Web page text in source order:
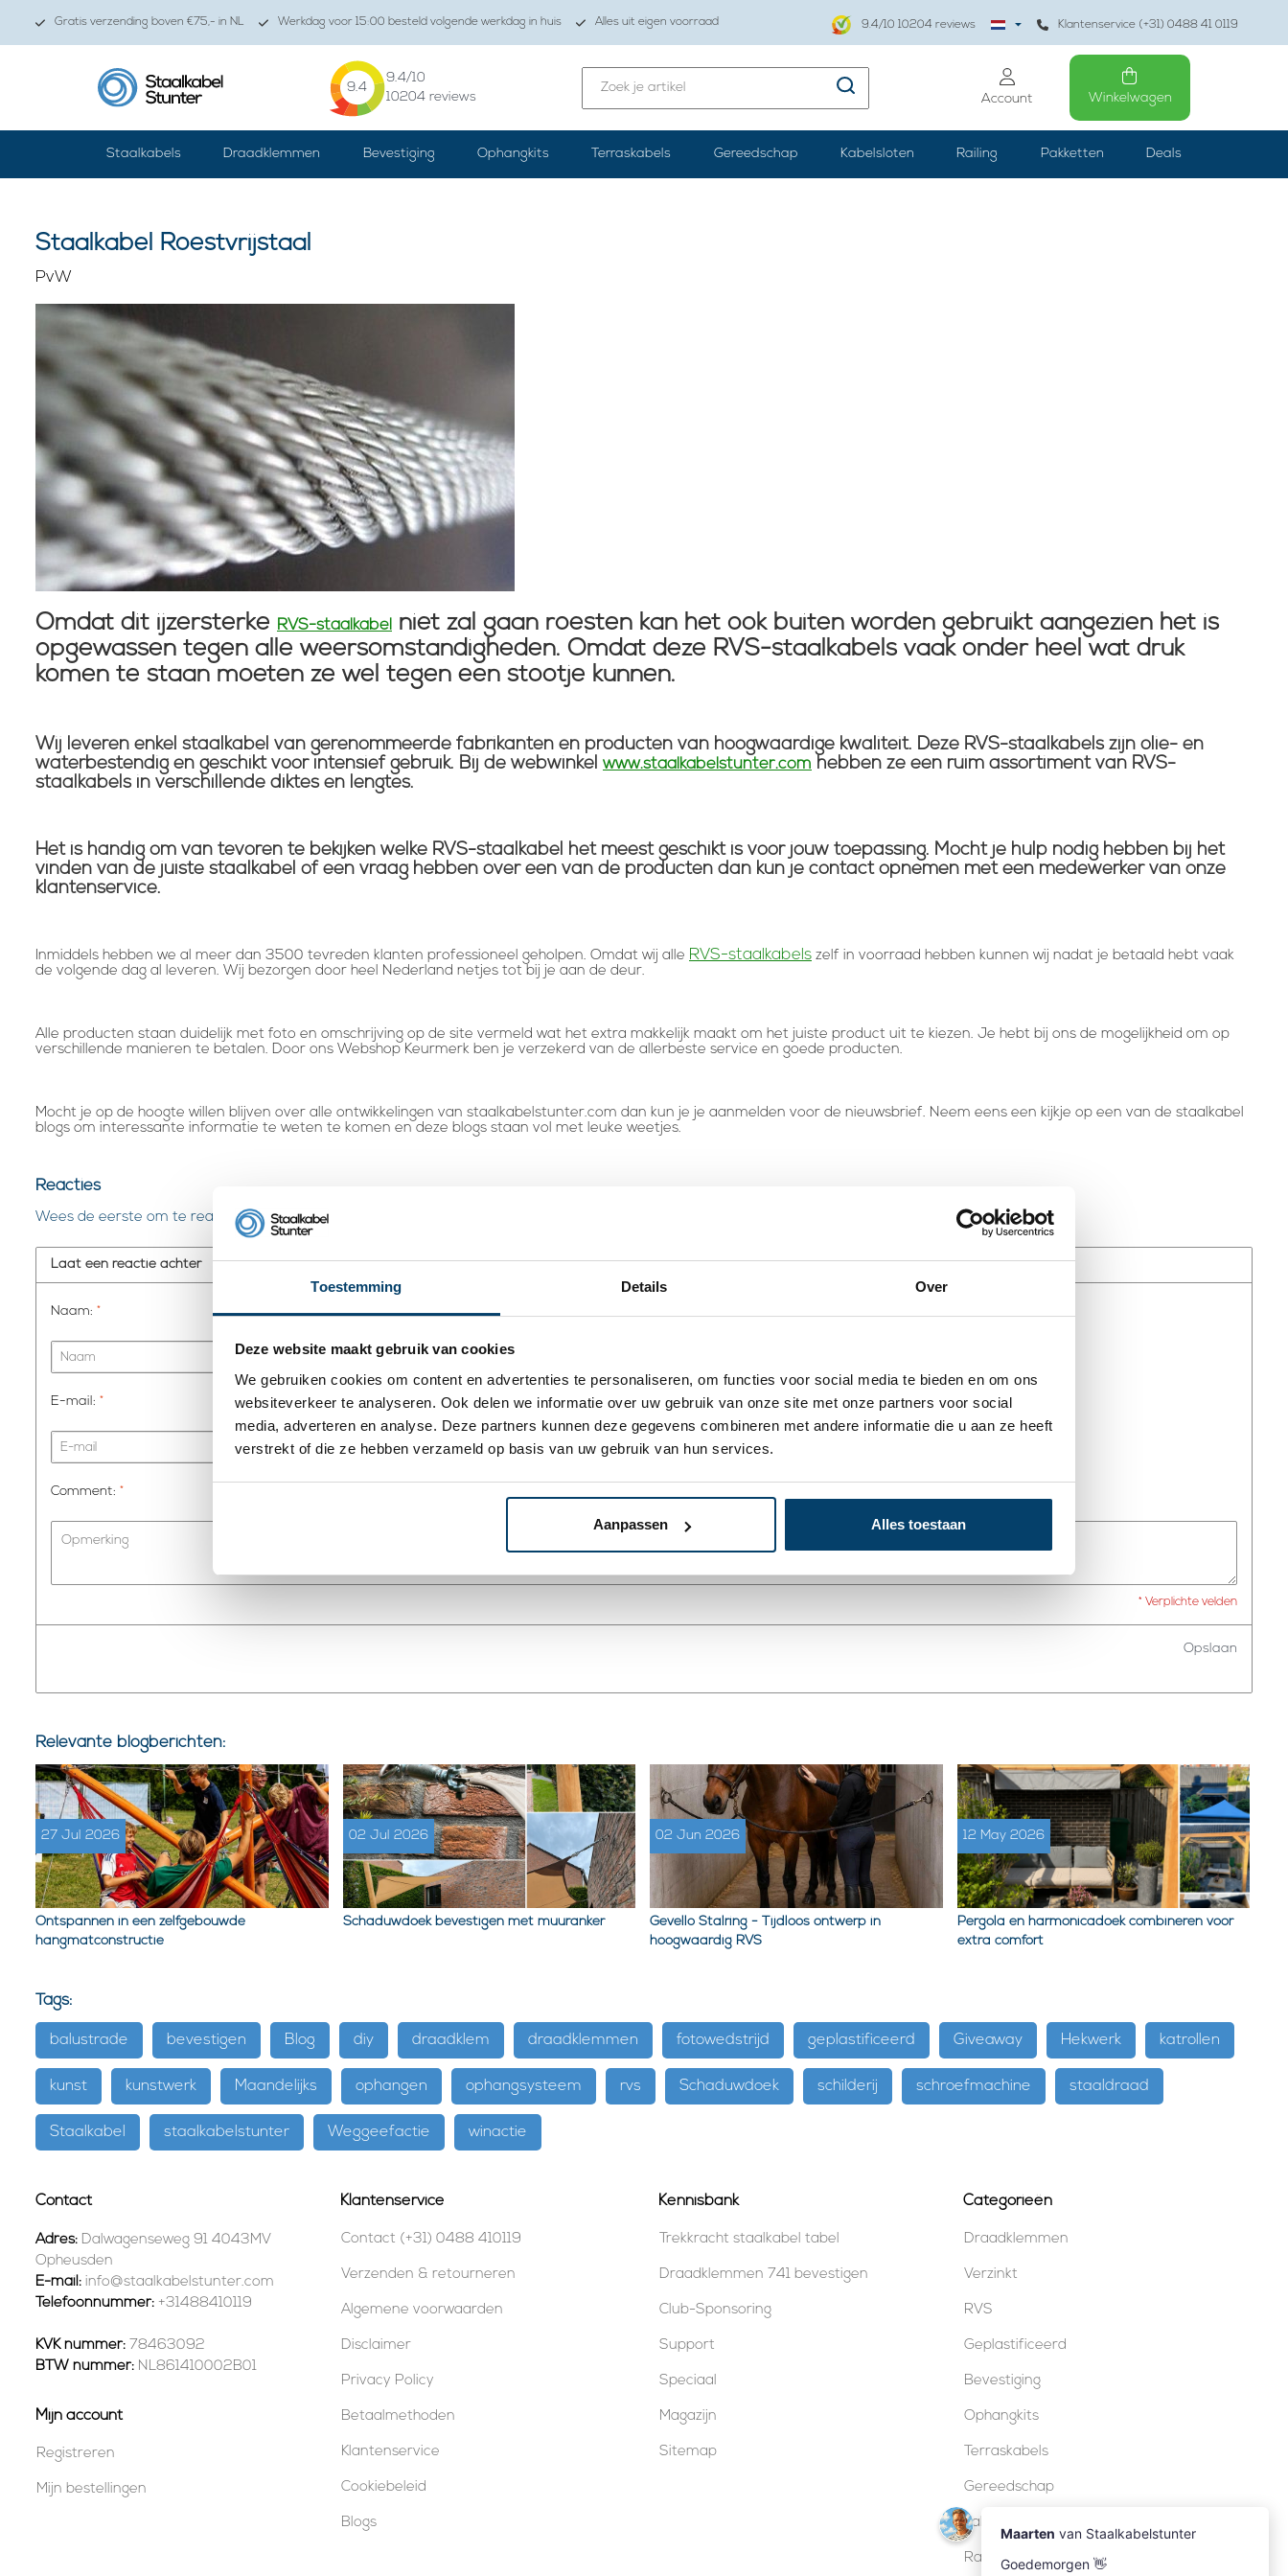
Toestemming Details Over
Deze website maakt gebruik van cookies
We gebruiken cookies om content en advertenties te personaliseren, om functies voor social media te bieden en om ons
websiteverkeer te analyseren. Ook delen we informatie over uw gebruik van onze site met onze partners voor social
media, adverteren en analyse. Deze partners kunnen deze gegevens combineren met andere informatie die u aan ze heeft
verstrekt of die ze hebben verzameld op basis van uw gebruik van hun services.
Aanpassen Alles toestaan
Gratis verzending boven €75,- in NL Werkdag voor 15:00 besteld volgende werkdag in huis Alles uit eigen voorraad 9.4/10 10204 reviews Klantenservice (+31) 0488 41 0119
9.4
9.4/10
10204reviews Account Winkelwagen
Staalkabels Draadklemmen Bevestiging Ophangkits Terraskabels Gereedschap Kabelsloten Railing Pakketten Deals
Staalkabel Roestvrijstaal
PvW
Omdat dit ijzersterke RVS-staalkabel
niet zal gaan roesten kan het ook buiten worden gebruikt aangezien het is
opgewassen tegen alle weersomstandigheden. Omdat deze RVS-staalkabels vaak onder heel wat druk
komen te staan moeten ze wel tegen een stootje kunnen.
Wij leveren enkel staalkabel van gerenommeerde fabrikanten en producten van hoogwaardige kwaliteit. Deze RVS-staalkabels zijn olie- en
waterbestendig en geschikt voor intensief gebruik. Bij de webwinkel www.staalkabelstunter.com hebben ze een ruim assortiment van RVS-
staalkabels in verschillende diktes en lengtes.
Het is handig om van tevoren te bekijken welke RVS-staalkabel het meest geschikt is voor jouw toepassing. Mocht je hulp nodig hebben bij het
vinden van de juiste staalkabel of een vraag hebben over een van de producten dan kun je contact opnemen met een medewerker van onze
klantenservice.
Inmiddels hebben we al meer dan 3500 tevreden klanten professioneel geholpen. Omdat wij alle RVS-staalkabels zelf in voorraad hebben kunnen wij nadat je betaald hebt vaak
de volgende dag al leveren. Wij bezorgen door heel Nederland netjes tot bij je aan de deur.
Alle producten staan duidelijk met foto en omschrijving op de site vermeld wat het extra makkelijk maakt om het juiste product uit te kiezen. Je hebt bij ons de mogelijkheid om op
verschillende manieren te betalen. Door ons Webshop Keurmerk ben je verzekerd van de allerbeste service en goede producten.
Mocht je op de hoogte willen blijven over alle ontwikkelingen van staalkabelstunter.com dan kun je je aanmelden voor de nieuwsbrief. Neem eens een kijkje op een van de staalkabel
blogs om interessante informatie te weten te komen en deze blogs staan vol met leuke weetjes.
Reacties
Wees de eerste om te reageren...
Laat een reactie achter
Naam: *
E-mail: *
* Uw e-mailadres wordt niet gepubliceerd.
Comment: *
* Verplichte velden
Opslaan
Relevante blogberichten:
27 Jul 2026
Ontspannen in een zelfgebouwde
hangmatconstructie
02 Jul 2026
Schaduwdoek bevestigen met muuranker
02 Jun 2026
Gevello Stalring - Tijdloos ontwerp in
hoogwaardig RVS
12 May 2026
Pergola en harmonicadoek combineren voor
extra comfort
Tags:
balustrade bevestigen Blog diy draadklem draadklemmen fotowedstrijd geplastificeerd Giveaway Hekwerk katrollen
kunst kunstwerk Maandelijks ophangen ophangsysteem rvs Schaduwdoek schilderij schroefmachine staaldraad
Staalkabel staalkabelstunter Weggeefactie winactie
Contact
Adres: Dalwagenseweg 91 4043MV
Opheusden
E-mail: info@staalkabelstunter.com
Telefoonnummer: +31488410119
KVK nummer: 78463092
BTW nummer: NL861410002B01
Mijn account
Registreren
Mijn bestellingen
Klantenservice
Contact (+31) 0488 410119
Verzenden & retourneren
Algemene voorwaarden
Disclaimer
Privacy Policy
Betaalmethoden
Klantenservice
Cookiebeleid
Blogs
Kennisbank
Trekkracht staalkabel tabel
Draadklemmen 741 bevestigen
Club-Sponsoring
Support
Speciaal
Magazijn
Sitemap
Categorieën
Draadklemmen
Verzinkt
RVS
Geplastificeerd
Bevestiging
Ophangkits
Terraskabels
Gereedschap
Kabelsloten
Railing